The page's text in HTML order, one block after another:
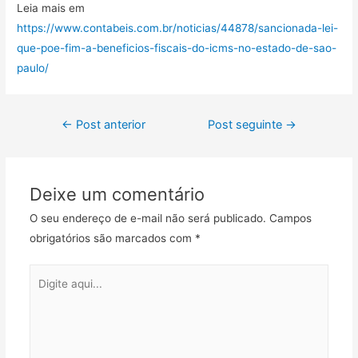
Leia mais em
https://www.contabeis.com.br/noticias/44878/sancionada-lei-
que-poe-fim-a-beneficios-fiscais-do-icms-no-estado-de-sao-
paulo/
← Post anterior Post seguinte →
Deixe um comentário
O seu endereço de e-mail não será publicado. Campos
obrigatórios são marcados com *